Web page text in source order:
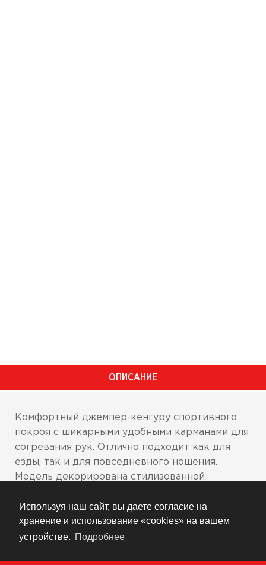
Используя наш сайт, вы даете согласие на
хранение и использование «cookies» на вашем
устройстве. Подробнее
ОПИСАНИЕ
Комфортный джемпер-кенгуру спортивного
покроя с шикарными удобными карманами для
согревания рук. Отлично подходит как для
езды, так и для повседневного ношения.
Модель декорирована стилизованной
шелкографии. Основа плотностью 220 г
состоит на 60% из хлопка и на 40% из
полиэстерового флиса, капюшон подбит